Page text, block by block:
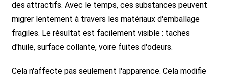
des attractifs. Avec le temps, ces substances peuvent
migrer lentement à travers les matériaux d'emballage
fragiles. Le résultat est facilement visible : taches
d'huile, surface collante, voire fuites d'odeurs.
Cela n'affecte pas seulement l'apparence. Cela modifie